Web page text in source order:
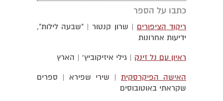
כתבו על הספר
ריקוד הציפורים | שרון קנטור | "שבעה לילות",
ידיעות אחרונות
ראיון עם נל זינק | גילי איזיקוביץ' | הארץ
האישה הפיקרסקית | שירי שפירא | ספרים
שקראתי באוטובוסים